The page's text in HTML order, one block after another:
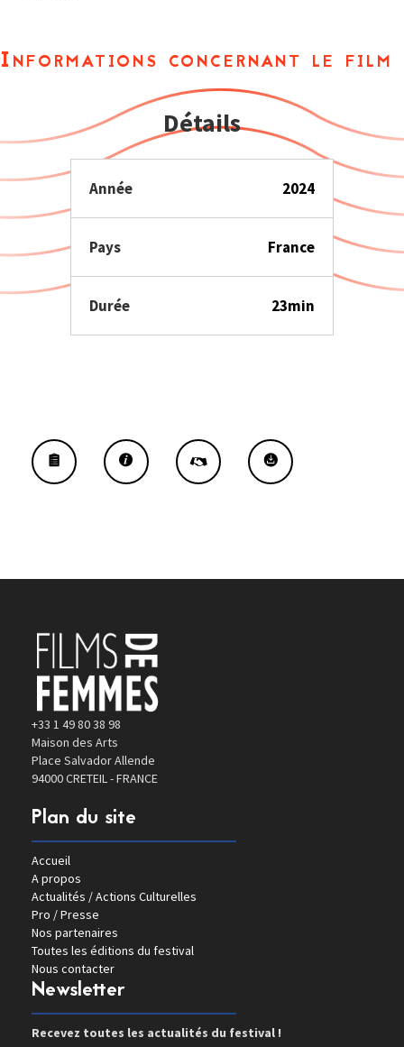
Informations concernant le film
Détails
Année 2024
Pays France
Durée 23min
+33 1 49 80 38 98
Maison des Arts
Place Salvador Allende
94000 CRETEIL - FRANCE
Plan du site
Accueil
A propos
Actualités / Actions Culturelles
Pro / Presse
Nos partenaires
Toutes les éditions du festival
Nous contacter
Newsletter
Recevez toutes les actualités du festival !